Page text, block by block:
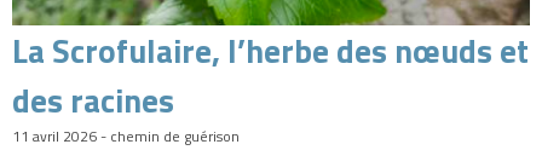
La Scrofulaire, l’herbe des nœuds et
des racines
11 avril 2026 - chemin de guérison